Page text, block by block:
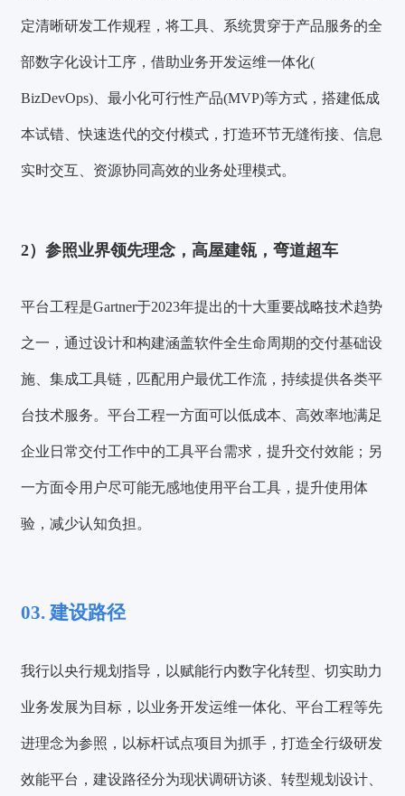
定清晰研发工作规程，将工具、系统贯穿于产品服务的全
部数字化设计工序，借助业务开发运维一体化(
BizDevOps)、最小化可行性产品(MVP)等方式，搭建低成
本试错、快速迭代的交付模式，打造环节无缝衔接、信息
实时交互、资源协同高效的业务处理模式。
2）参照业界领先理念，高屋建瓴，弯道超车
平台工程是Gartner于2023年提出的十大重要战略技术趋势
之一 ，通过设计和构建涵盖软件全生命周期的交付基础设
施、集成工具链，匹配用户最优工作流，持续提供各类平
台技术服务。平台工程一方面可以低成本、高效率地满足
企业日常交付工作中的工具平台需求，提升交付效能；另
一方面令用户尽可能无感地使用平台工具，提升使用体
验，减少认知负担。
03. 建设路径
我行以央行规划指导，以赋能行内数字化转型、切实助力
业务发展为目标，以业务开发运维一体化、平台工程等先
进理念为参照，以标杆试点项目为抓手，打造全行级研发
效能平台，建设路径分为现状调研访谈、转型规划设计、